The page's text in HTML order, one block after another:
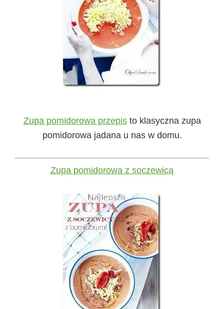
Zupa pomidorowa przepisto klasyczna zupa
pomidorowa jadana u nas w domu.
Zupa pomidorowa z soczewicą